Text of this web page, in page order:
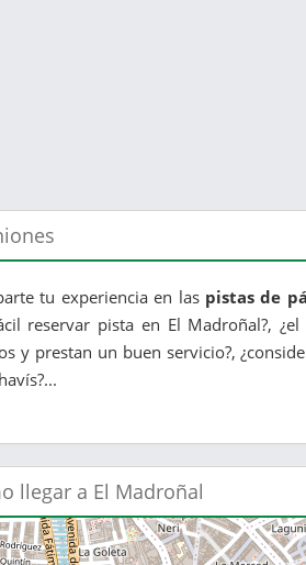
tu experiencia en las pistas de
reservar pista en El Madroñal?,
y prestan un buen servicio?,
llegar a El Madroñal